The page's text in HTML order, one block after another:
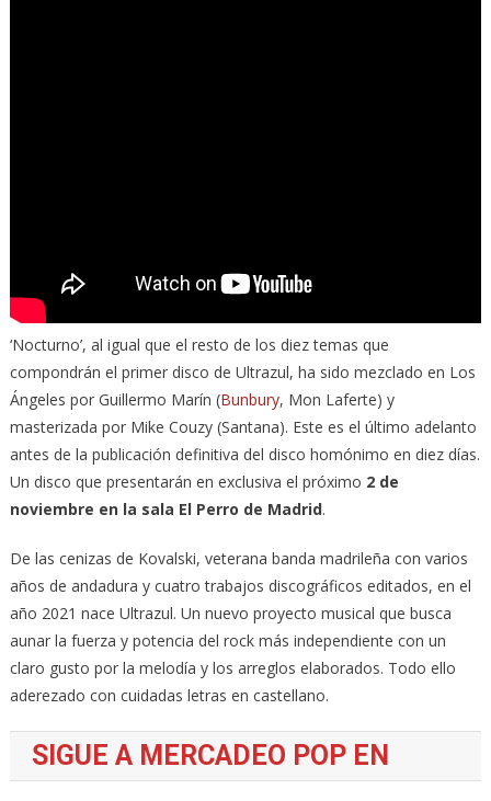
‘Nocturno’, al igual que el resto de los diez temas que
compondrán el primer disco de Ultrazul, ha sido mezclado en Los
Ángeles por Guillermo Marín (Bunbury, Mon Laferte) y
masterizada por Mike Couzy (Santana). Este es el último adelanto
antes de la publicación definitiva del disco homónimo en diez días.
Un disco que presentarán en exclusiva el próximo 2 de
noviembre en la sala El Perro de Madrid.
De las cenizas de Kovalski, veterana banda madrileña con varios
años de andadura y cuatro trabajos discográficos editados, en el
año 2021 nace Ultrazul. Un nuevo proyecto musical que busca
aunar la fuerza y potencia del rock más independiente con un
claro gusto por la melodía y los arreglos elaborados. Todo ello
aderezado con cuidadas letras en castellano.
SIGUE A MERCADEO POP EN